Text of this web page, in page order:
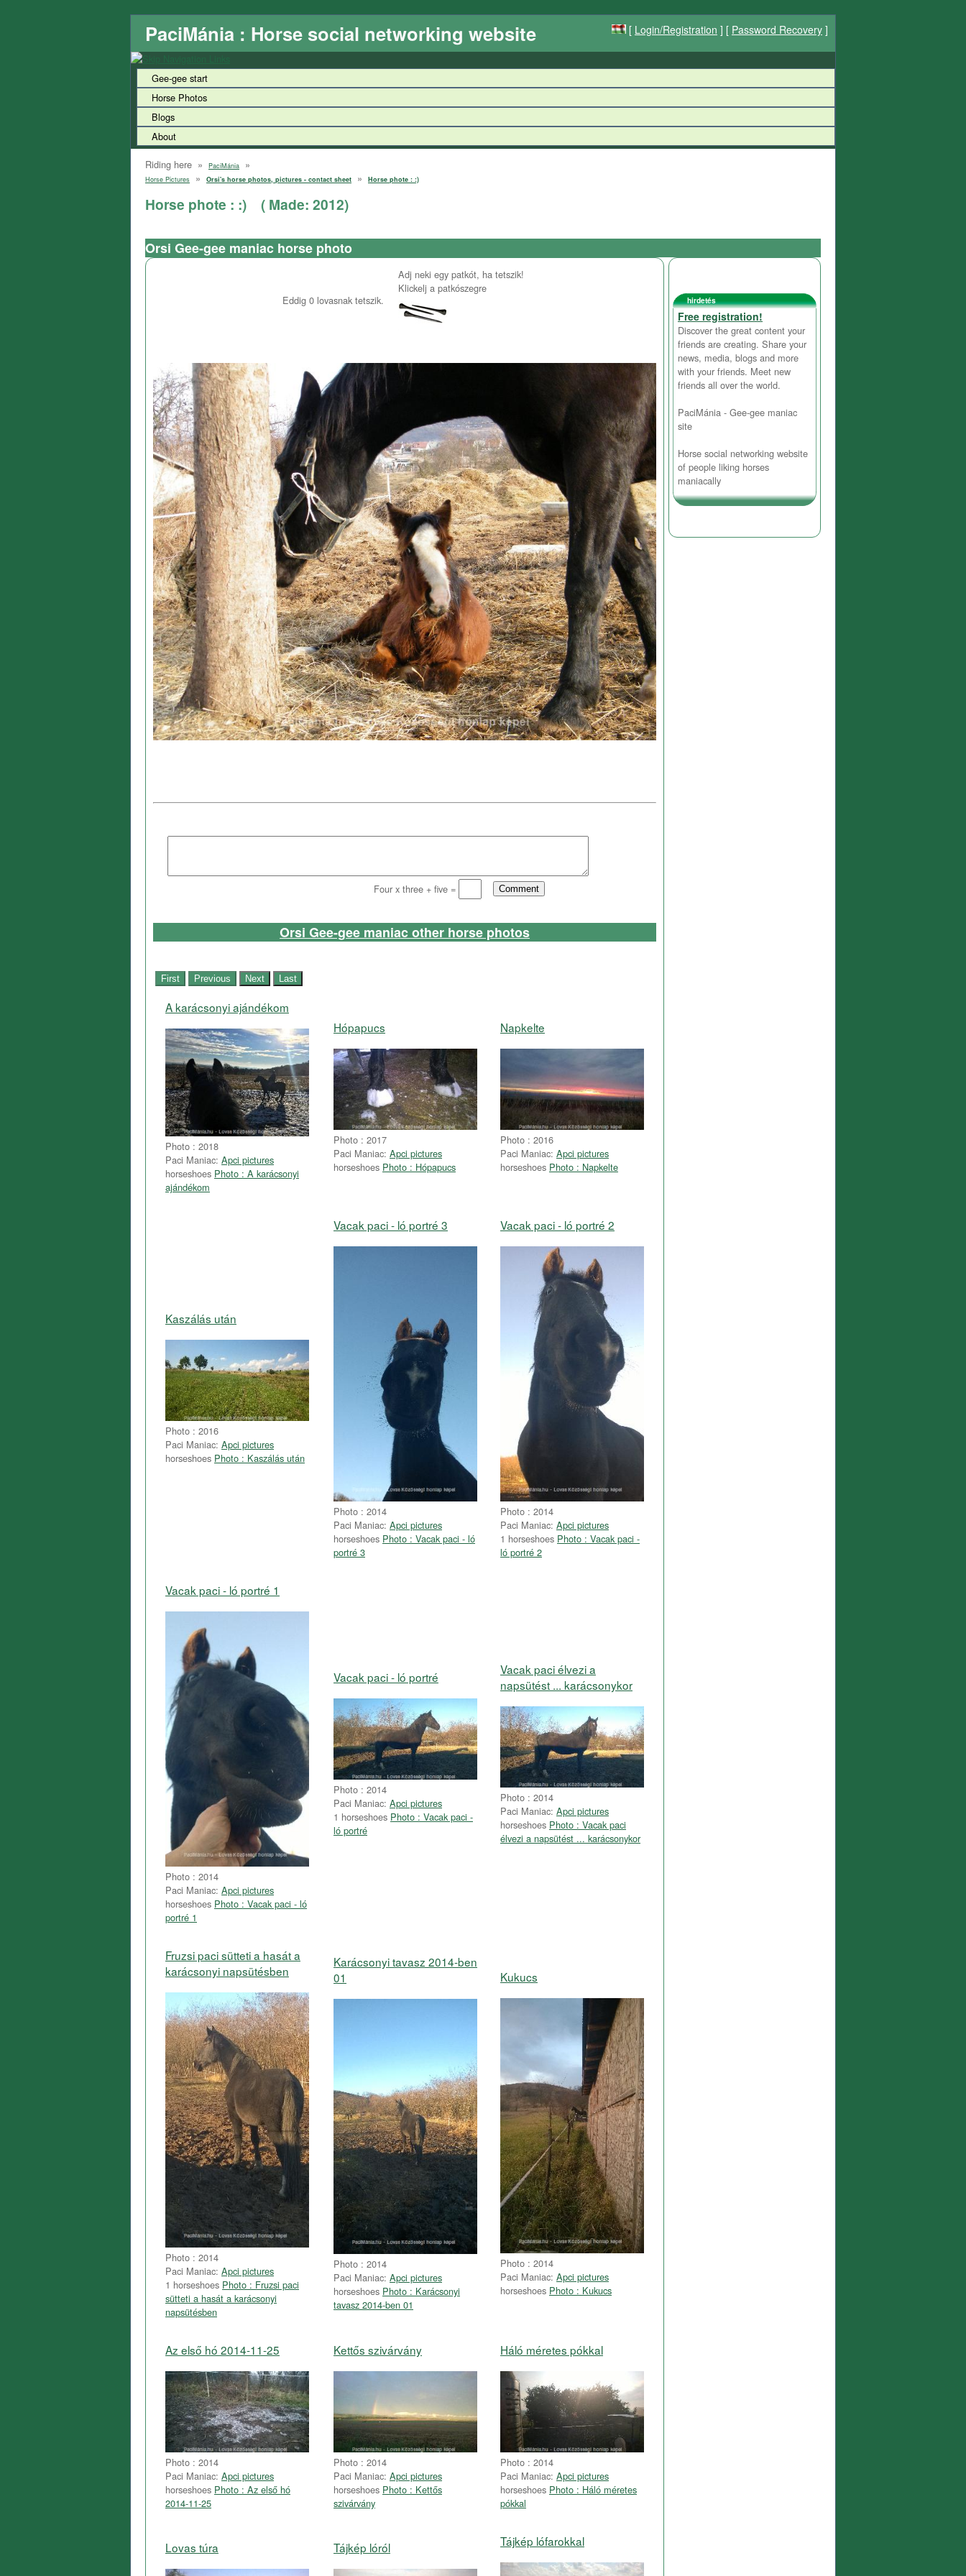
PaciMánia : Horse social networking website [ Login/Registration ] [ Password Recovery ]
Gee-gee start
Horse Photos
Blogs
About
Riding here » PaciMánia »
Horse Pictures » Orsi's horse photos, pictures - contact sheet » Horse phote : :)
Horse phote : :) ( Made: 2012)
Orsi Gee-gee maniac horse photo
Eddig 0 lovasnak tetszik.
Adj neki egy patkót, ha tetszik!
Klickelj a patkószegre
Four x three + five =
Orsi Gee-gee maniac other horse photos
A karácsonyi ajándékom
Photo : 2018
Paci Maniac: Apci pictures
horseshoes Photo : A karácsonyi
ajándékom
Hópapucs
Photo : 2017
Paci Maniac: Apci pictures
horseshoes Photo : Hópapucs
Napkelte
Photo : 2016
Paci Maniac: Apci pictures
horseshoes Photo : Napkelte
Kaszálás után
Photo : 2016
Paci Maniac: Apci pictures
horseshoes Photo : Kaszálás után
Vacak paci - ló portré 3
Photo : 2014
Paci Maniac: Apci pictures
horseshoes Photo : Vacak paci - ló
portré 3
Vacak paci - ló portré 2
Photo : 2014
Paci Maniac: Apci pictures
1 horseshoes Photo : Vacak paci -
ló portré 2
Vacak paci - ló portré 1
Photo : 2014
Paci Maniac: Apci pictures
horseshoes Photo : Vacak paci - ló
portré 1
Vacak paci - ló portré
Photo : 2014
Paci Maniac: Apci pictures
1 horseshoes Photo : Vacak paci -
ló portré
Vacak paci élvezi a
napsütést ... karácsonykor
Photo : 2014
Paci Maniac: Apci pictures
horseshoes Photo : Vacak paci
élvezi a napsütést ... karácsonykor
Fruzsi paci sütteti a hasát a
karácsonyi napsütésben
Photo : 2014
Paci Maniac: Apci pictures
1 horseshoes Photo : Fruzsi paci
sütteti a hasát a karácsonyi
napsütésben
Karácsonyi tavasz 2014-ben
01
Photo : 2014
Paci Maniac: Apci pictures
horseshoes Photo : Karácsonyi
tavasz 2014-ben 01
Kukucs
Photo : 2014
Paci Maniac: Apci pictures
horseshoes Photo : Kukucs
Az első hó 2014-11-25
Photo : 2014
Paci Maniac: Apci pictures
horseshoes Photo : Az első hó
2014-11-25
Kettős szivárvány
Photo : 2014
Paci Maniac: Apci pictures
horseshoes Photo : Kettős
szivárvány
Háló méretes pókkal
Photo : 2014
Paci Maniac: Apci pictures
horseshoes Photo : Háló méretes
pókkal
Lovas túra Tájkép lóról Tájkép lófarokkal
hirdetés
Free registration!
Discover the great content your
friends are creating. Share your
news, media, blogs and more
with your friends. Meet new
friends all over the world.
PaciMánia - Gee-gee maniac
site
Horse social networking website
of people liking horses
maniacally